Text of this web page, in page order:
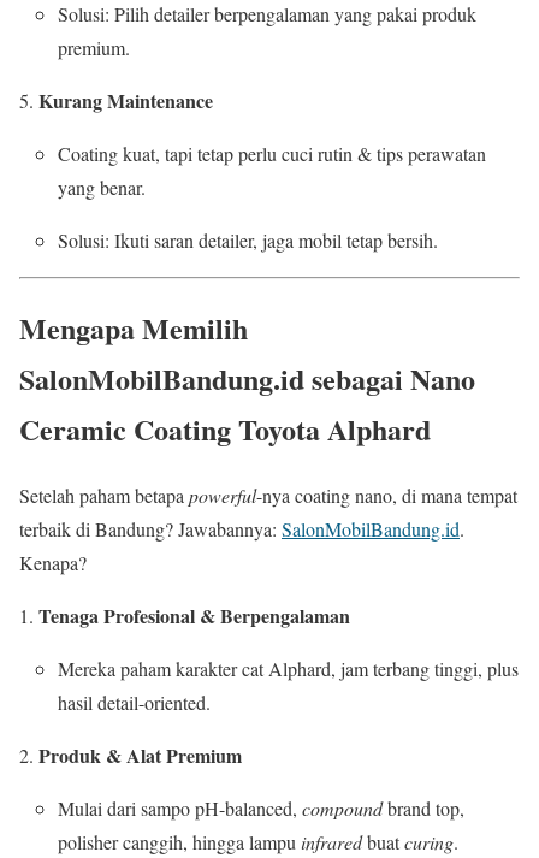
Solusi: Pilih detailer berpengalaman yang pakai produk
premium.
Kurang Maintenance
Coating kuat, tapi tetap perlu cuci rutin & tips perawatan
yang benar.
Solusi: Ikuti saran detailer, jaga mobil tetap bersih.
Mengapa Memilih
SalonMobilBandung.id sebagai Nano
Ceramic Coating Toyota Alphard
Setelah paham betapa powerful-nya coating nano, di mana tempat
terbaik di Bandung? Jawabannya: SalonMobilBandung.id.
Kenapa?
Tenaga Profesional & Berpengalaman
Mereka paham karakter cat Alphard, jam terbang tinggi, plus
hasil detail-oriented.
Produk & Alat Premium
Mulai dari sampo pH-balanced, compoundbrand top,
polisher canggih, hingga lampu infraredbuatcuring.